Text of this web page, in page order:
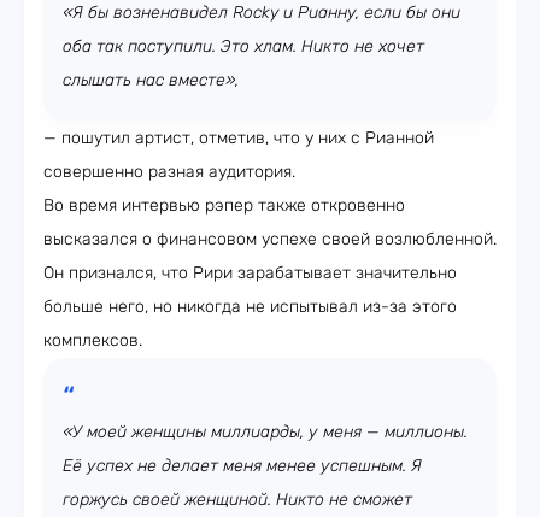
«Я бы возненавидел Rocky и Рианну, если бы они
оба так поступили. Это хлам. Никто не хочет
слышать нас вместе»,
— пошутил артист, отметив, что у них с Рианной
совершенно разная аудитория.
Во время интервью рэпер также откровенно
высказался о финансовом успехе своей возлюбленной.
Он признался, что Рири зарабатывает значительно
больше него, но никогда не испытывал из-за этого
комплексов.
«У моей женщины миллиарды, у меня — миллионы.
Её успех не делает меня менее успешным. Я
горжусь своей женщиной. Никто не сможет